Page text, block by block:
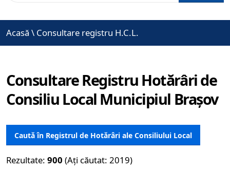
Acasă \ Consultare registru H.C.L.
Consultare Registru Hotărâri de
Consiliu Local Municipiul Brașov
Caută în Registrul de Hotărâri ale Consiliului Local
Rezultate: 900 (Ați căutat: 2019)